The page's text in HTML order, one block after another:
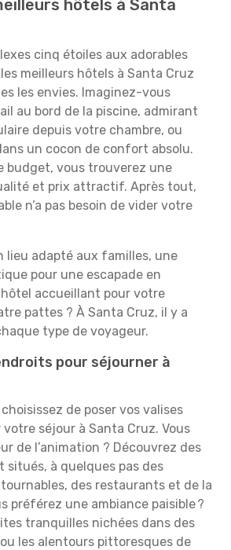
hôtels à Santa
cinq étoiles aux adorables
meilleurs hôtels à Santa Cruz
les envies. Imaginez-vous
au bord de la piscine, admirant
depuis votre chambre, ou
un cocon de confort absolu.
budget, vous trouverez une
et prix attractif. Après tout,
n’a pas besoin de vider votre
lieu adapté aux familles, une
pour une escapade en
accueillant pour votre
pattes ? À Santa Cruz, il y a
type de voyageur.
pour séjourner à
de poser vos valises
séjour à Santa Cruz. Vous
de l’animation ? Découvrez des
situés, à quelques pas des
des restaurants et de la
préférez une ambiance paisible ?
tranquilles nichées dans des
les alentours pittoresques de